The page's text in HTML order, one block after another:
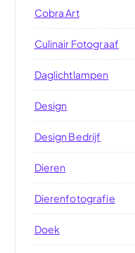
Cobra Art
Culinair Fotograaf
Daglichtlampen
Design
Design Bedrijf
Dieren
Dierenfotografie
Doek